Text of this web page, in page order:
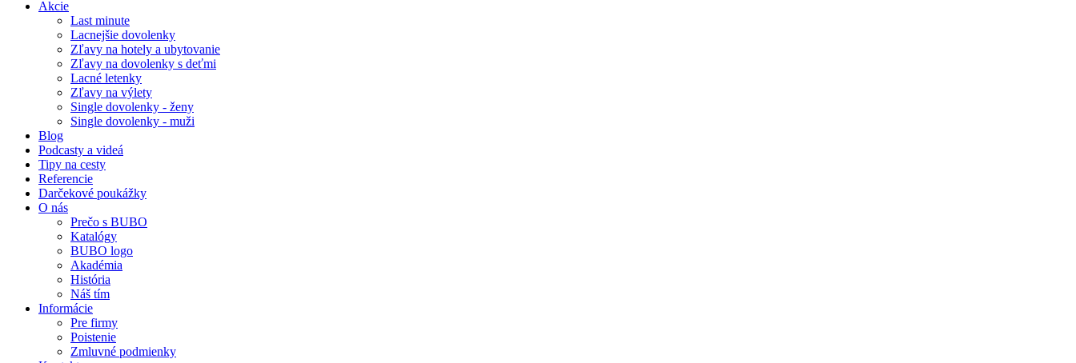
Akcie
Last minute
Lacnejšie dovolenky
Zľavy na hotely a ubytovanie
Zľavy na dovolenky s deťmi
Lacné letenky
Zľavy na výlety
Single dovolenky - ženy
Single dovolenky - muži
Blog
Podcasty a videá
Tipy na cesty
Referencie
Darčekové poukážky
O nás
Prečo s BUBO
Katalógy
BUBO logo
Akadémia
História
Náš tím
Informácie
Pre firmy
Poistenie
Zmluvné podmienky